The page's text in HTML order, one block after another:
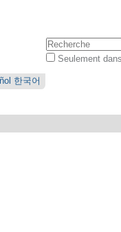
Chercher par
Seulement
한국어